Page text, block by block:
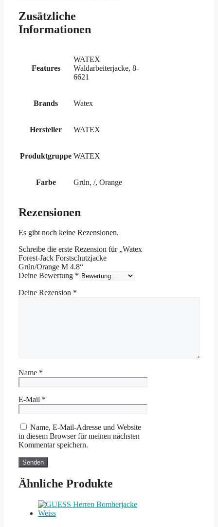
Zusätzliche
Informationen
Features
WATEX
Waldarbeiterjacke, 8-
6621
Brands Watex
Hersteller WATEX
Produktgruppe WATEX
Farbe Grün, /, Orange
Rezensionen
Es gibt noch keine Rezensionen.
Schreibe die erste Rezension für „Watex
Forest-Jack Forstschutzjacke
Grün/Orange M 4.8“
Deine Bewertung *
Deine Rezension *
Name *
E-Mail *
Name, E-Mail-Adresse und Website
in diesem Browser für meinen nächsten
Kommentar speichern.
Ähnliche Produkte